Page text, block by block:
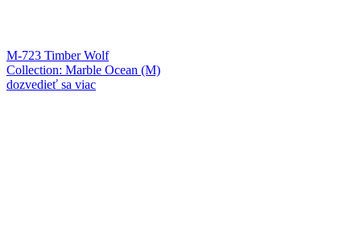
M-723 Timber Wolf
Collection: Marble Ocean (M)
dozvedieť sa viac